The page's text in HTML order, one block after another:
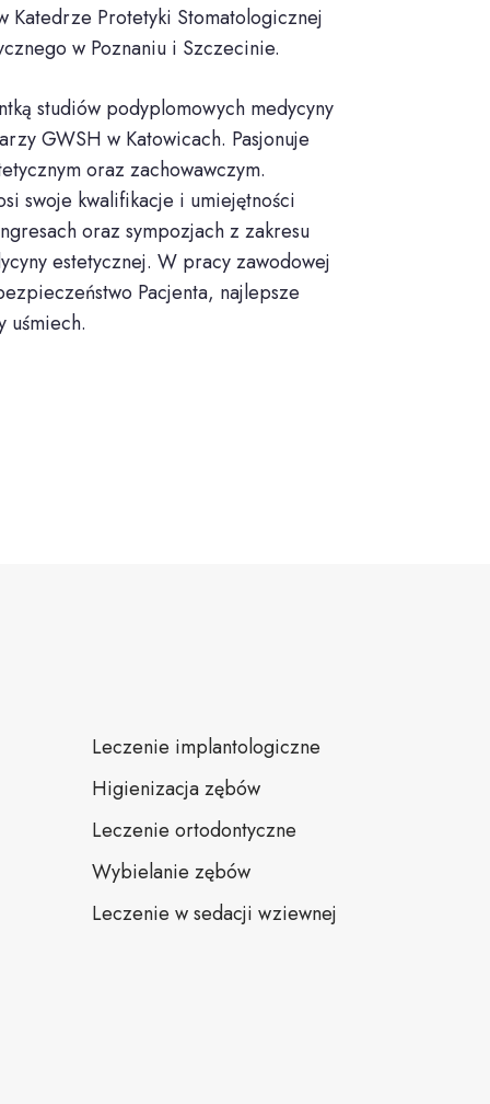
Katedrze Protetyki Stomatologicznej
w Poznaniu i Szczecinie.
studiów podyplomowych medycyny
GWSH w Katowicach. Pasjonuje
oraz zachowawczym.
swoje kwalifikacje i umiejętności
oraz sympozjach z zakresu
estetycznej. W pracy zawodowej
Pacjenta, najlepsze
uśmiech.
Leczenie implantologiczne
Higienizacja zębów
Leczenie ortodontyczne
Wybielanie zębów
Leczenie w sedacji wziewnej